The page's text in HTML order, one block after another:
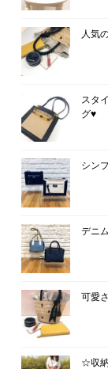
人気
スタ
グ♥
シン
デニ
可愛
☆収